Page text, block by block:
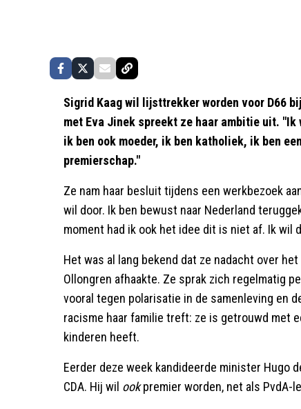
Sigrid Kaag wil lijsttrekker worden voor D66
met Eva Jinek spreekt ze haar ambitie uit. "Ik
ik ben ook moeder, ik ben katholiek, ik ben
premierschap."
Ze nam haar besluit tijdens een werkbezoek
wil door. Ik ben bewust naar Nederland
moment had ik ook het idee dit is niet af. Ik wil
Het was al lang bekend dat ze nadacht over
Ollongren afhaakte. Ze sprak zich regelmatig
vooral tegen polarisatie in de samenleving en
racisme haar familie treft: ze is getrouwd met
kinderen heeft.
Eerder deze week kandideerde minister Hugo
CDA. Hij wil ookpremier worden, net als PvdA-